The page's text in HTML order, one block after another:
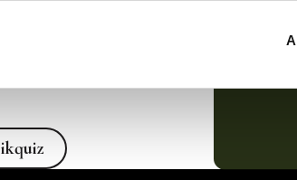
ist eine
für das Musikquiz